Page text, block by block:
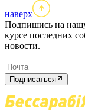
наверх
Подпишись на
курсе последних
новости.
Подписаться